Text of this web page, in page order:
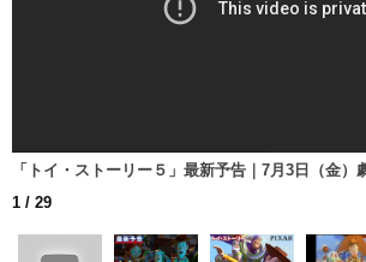
「トイ・ストーリー５」最新予告｜7月3日（金）
1 / 29